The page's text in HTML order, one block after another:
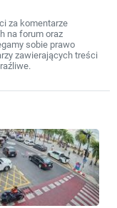
za komentarze
na forum oraz
sobie prawo
zawierających treści